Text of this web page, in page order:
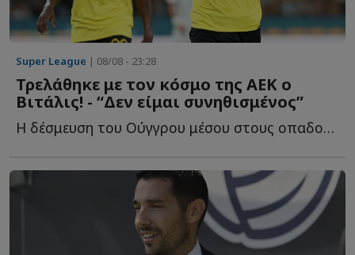
Super League | 08/08 - 23:28
Τρελάθηκε με τον κόσμο της ΑΕΚ ο
Βιτάλις! - “Δεν είμαι συνηθισμένος”
Η δέσμευση του Ούγγρου μέσου στους οπαδούς τ...